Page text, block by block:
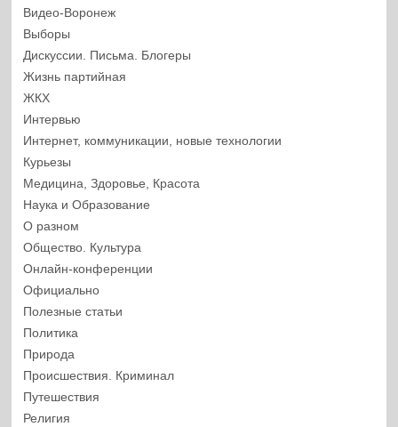
Видео-Воронеж
Выборы
Дискуссии. Письма. Блогеры
Жизнь партийная
ЖКХ
Интервью
Интернет, коммуникации, новые технологии
Курьезы
Медицина, Здоровье, Красота
Наука и Образование
О разном
Общество. Культура
Онлайн-конференции
Официально
Полезные статьи
Политика
Природа
Происшествия. Криминал
Путешествия
Религия